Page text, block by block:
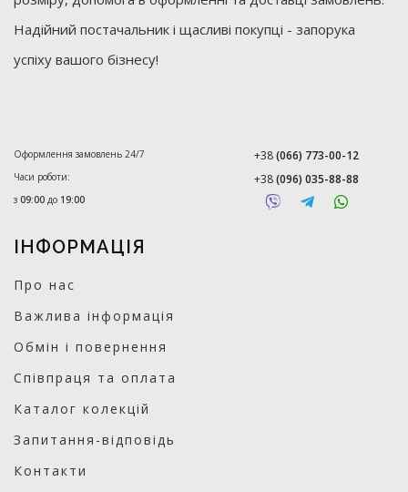
Надійний постачальник і щасливі покупці - запорука
успіху вашого бізнесу!
Оформлення замовлень 24/7
Часи роботи:
з 09:00 до 19:00
+38(066) 773-00-12
+38(096) 035-88-88
ІНФОРМАЦІЯ
Про нас
Важлива інформація
Обмін і повернення
Співпраця та оплата
Каталог колекцій
Запитання-відповідь
Контакти